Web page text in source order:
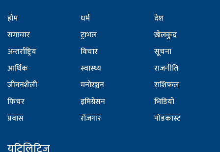
होम
समाचार
अन्तर्राष्ट्रिय
आर्थिक
जीवनशैली
फिचर
प्रवास
धर्म
ट्राभल
विचार
स्वास्थ्य
मनोरञ्जन
इमिग्रेसन
रोजगार
देश
खेलकुद
सूचना
राजनीति
राशिफल
भिडियो
पोडकास्ट